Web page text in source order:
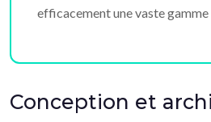
efficacement une vaste
Conception et